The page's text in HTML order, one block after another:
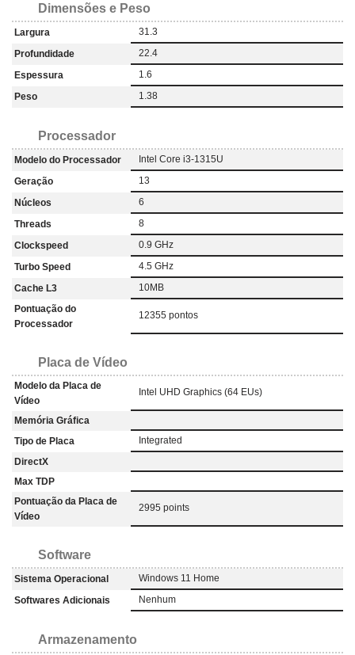
Dimensões e Peso
Largura
31.3
Profundidade
22.4
Espessura
1.6
Peso
1.38
Processador
Modelo do Processador
Intel Core i3-1315U
Geração
13
Núcleos
6
Threads
8
Clockspeed
0.9 GHz
Turbo Speed
4.5 GHz
Cache L3
10MB
Pontuação do
Processador
12355 pontos
Placa de Vídeo
Modelo da Placa de
Vídeo
Intel UHD Graphics (64 EUs)
Memória Gráfica
Tipo de Placa
Integrated
DirectX
Max TDP
Pontuação da Placa de
Vídeo
2995 points
Software
Sistema Operacional
Windows 11 Home
Softwares Adicionais
Nenhum
Armazenamento